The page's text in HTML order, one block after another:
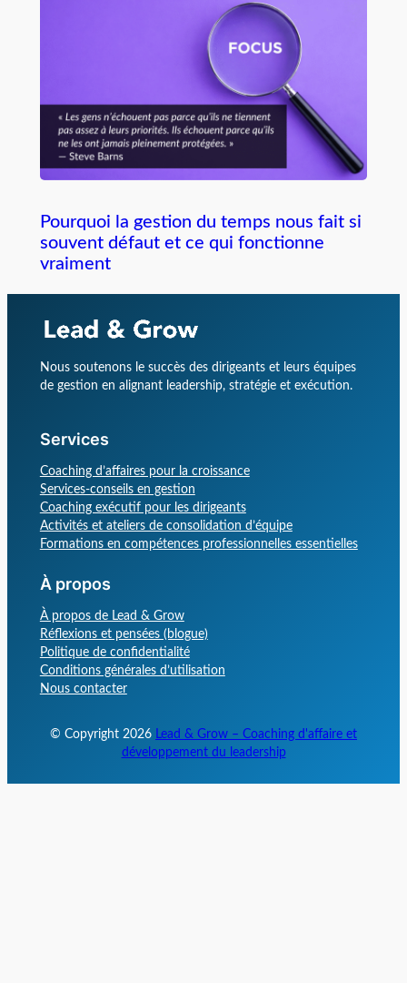
Pourquoi la gestion du temps nous fait si
souvent défaut et ce qui fonctionne
vraiment
Nous soutenons le succès des dirigeants et leurs équipes
de gestion en alignant leadership, stratégie et exécution.
Services
Coaching d’affaires pour la croissance
Services-conseils en gestion
Coaching exécutif pour les dirigeants
Activités et ateliers de consolidation d’équipe
Formations en compétences professionnelles essentielles
À propos
À propos de Lead & Grow
Réflexions et pensées (blogue)
Politique de confidentialité
Conditions générales d’utilisation
Nous contacter
© Copyright 2026 Lead & Grow – Coaching d'affaire et
développement du leadership